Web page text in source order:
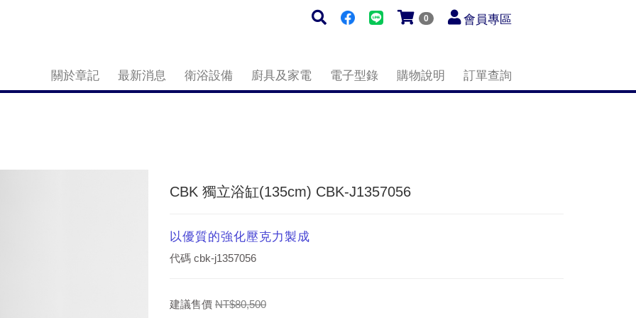
0 會員專區
關於章記 最新消息 衛浴設備 廚具及家電 電子型錄 購物說明 訂單查詢
CBK 獨立浴缸(135cm) CBK-J1357056
以優質的強化壓克力製成
代碼 cbk-j1357056
建議售價 NT$80,500